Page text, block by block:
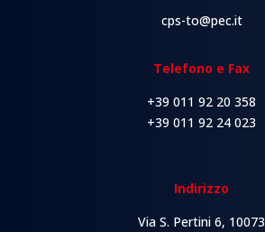
cps-to@pec.it
Telefono e Fax
+39 011 92 20 358
+39 011 92 24 023
Indirizzo
Via S. Pertini 6, 10073